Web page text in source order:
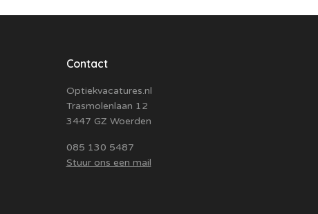
Contact
Optiekvacatures.nl
Trasmolenlaan 12
3447 GZ Woerden
085 130 5487
Stuur ons een mail